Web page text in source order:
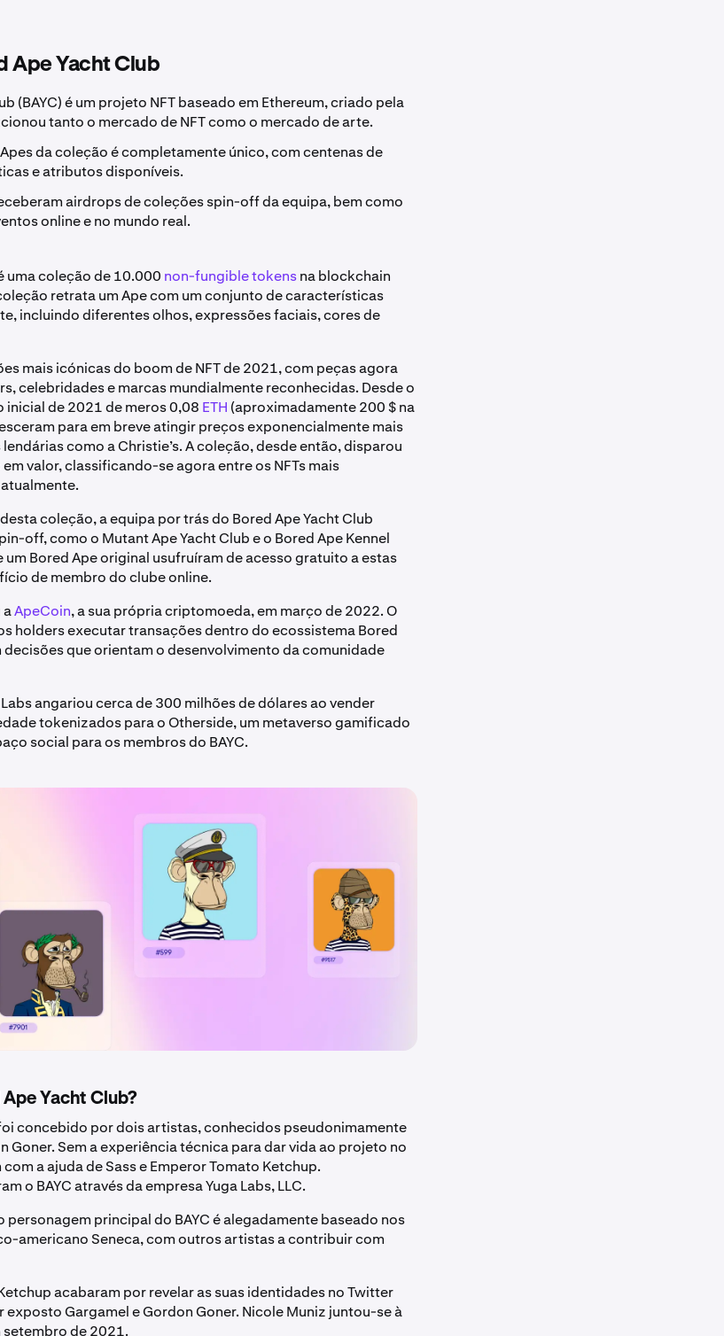
Ape Yacht Club
(BAYC) é um projeto NFT baseado em Ethereum, criado pela
tanto o mercado de NFT como o mercado de arte.
da coleção é completamente único, com centenas de
e atributos disponíveis.
airdrops de coleções spin-off da equipa, bem como
online e no mundo real.
uma coleção de 10.000 non-fungible tokensna blockchain
retrata um Ape com um conjunto de características
incluindo diferentes olhos, expressões faciais, cores de
mais icónicas do boom de NFT de 2021, com peças agora
celebridades e marcas mundialmente reconhecidas. Desde o
inicial de 2021 de meros 0,08 ETH (aproximadamente 200 $ na
para em breve atingir preços exponencialmente mais
como a Christie’s. A coleção, desde então, disparou
valor, classificando-se agora entre os NFTs mais
coleção, a equipa por trás do Bored Ape Yacht Club
off, como o Mutant Ape Yacht Club e o Bored Ape Kennel
Bored Ape original usufruíram de acesso gratuito a estas
de membro do clube online.
aApeCoin, a sua própria criptomoeda, em março de 2022. O
holders executar transações dentro do ecossistema Bored
decisões que orientam o desenvolvimento da comunidade
angariou cerca de 300 milhões de dólares ao vender
tokenizados para o Otherside, um metaverso gamificado
social para os membros do BAYC.
Yacht Club?
concebido por dois artistas, conhecidos pseudonimamente
Goner. Sem a experiência técnica para dar vida ao projeto no
a ajuda de Sass e Emperor Tomato Ketchup.
o BAYC através da empresa Yuga Labs, LLC.
personagem principal do BAYC é alegadamente baseado nos
americano Seneca, com outros artistas a contribuir com
acabaram por revelar as suas identidades no Twitter
exposto Gargamel e Gordon Goner. Nicole Muniz juntou-se à
setembro de 2021.